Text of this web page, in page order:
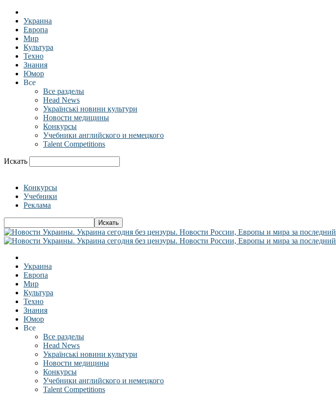
Украина
Европа
Мир
Культура
Техно
Знания
Юмор
Все
Все разделы
Head News
Українські новини культури
Новости медицины
Конкурсы
Учебники английского и немецкого
Talent Competitions
Искать
Конкурсы
Учебники
Реклама
Украина
Европа
Мир
Культура
Техно
Знания
Юмор
Все
Все разделы
Head News
Українські новини культури
Новости медицины
Конкурсы
Учебники английского и немецкого
Talent Competitions